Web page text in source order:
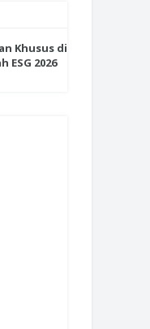
Khusus di
ESG 2026